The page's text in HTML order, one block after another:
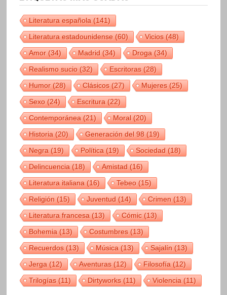
Literatura española(141)
Literatura estadounidense(60) Vicios(48)
Amor(34) Madrid(34) Droga(34)
Realismo sucio(32) Escritoras(28)
Humor(28) Clásicos(27) Mujeres(25)
Sexo(24) Escritura(22)
Contemporánea(21) Moral(20)
Historia(20) Generación del 98(19)
Negra(19) Política(19) Sociedad(18)
Delincuencia(18) Amistad(16)
Literatura italiana(16) Tebeo(15)
Religión(15) Juventud(14) Crimen(13)
Literatura francesa(13) Cómic(13)
Bohemia(13) Costumbres(13)
Recuerdos(13) Música(13) Sajalín(13)
Jerga(12) Aventuras(12) Filosofía(12)
Trilogías(11) Dirtyworks(11) Violencia(11)